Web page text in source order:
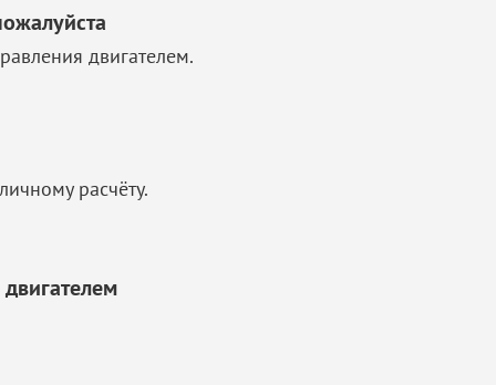
двигателем.
расчёту.